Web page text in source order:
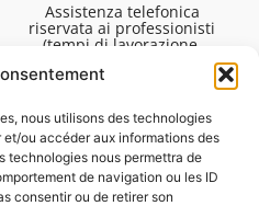
nous utilisons des technologies
ou accéder aux informations des
technologies nous permettra de
de navigation ou les ID
consentir ou de retirer son
Assistenza telefonica
riservata ai professionisti
(tempi di lavorazione,
Dal lunedì al venerdì dalle